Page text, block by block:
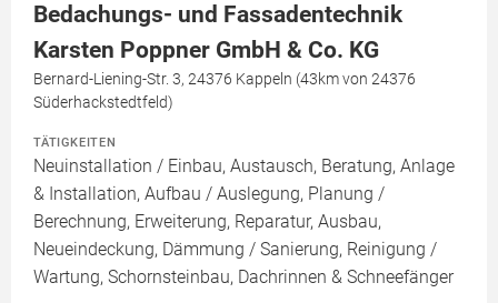
Bedachungs- und Fassadentechnik
Karsten Poppner GmbH & Co. KG
Bernard-Liening-Str. 3, 24376 Kappeln (43km von 24376
Süderhackstedtfeld)
TÄTIGKEITEN
Neuinstallation / Einbau, Austausch, Beratung, Anlage
& Installation, Aufbau / Auslegung, Planung /
Berechnung, Erweiterung, Reparatur, Ausbau,
Neueindeckung, Dämmung / Sanierung, Reinigung /
Wartung, Schornsteinbau, Dachrinnen & Schneefänger